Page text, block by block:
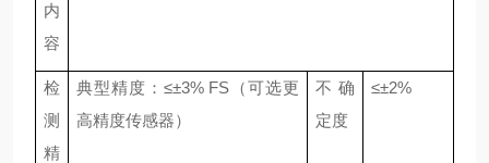
内
容
检
测
精
典型精度： ≤±3% FS（可选更
高精度传感器）
不确
定度
≤±2%